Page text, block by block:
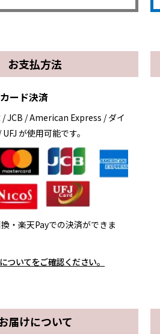
お支払方法
ード決済
/ JCB / American Express / ダイ
が使用可能です。
・楽天Payでの決済ができま
ついてをご確認ください。
届けについて